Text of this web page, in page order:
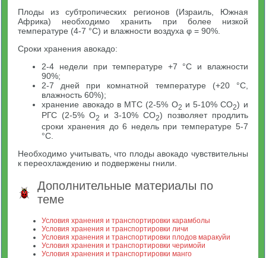
Плоды из субтропических регионов (Израиль, Южная
Африка) необходимо хранить при более низкой
температуре (4-7 °С) и влажности воздуха φ = 90%.
Сроки хранения авокадо:
2-4 недели при температуре +7 °С и влажности
90%;
2-7 дней при комнатной температуре (+20 °С,
влажность 60%);
хранение авокадо в МТС (2-5% O2 и 5-10% CO2) и
РГС (2-5% O2 и 3-10% CO2) позволяет продлить
сроки хранения до 6 недель при температуре 5-7
°С.
Необходимо учитывать, что плоды авокадо чувствительны
к переохлаждению и подвержены гнили.
Дополнительные материалы по
теме
Условия хранения и транспортировки карамболы
Условия хранения и транспортировки личи
Условия хранения и транспортировки плодов маракуйи
Условия хранения и транспортировки черимойи
Условия хранения и транспортировки манго